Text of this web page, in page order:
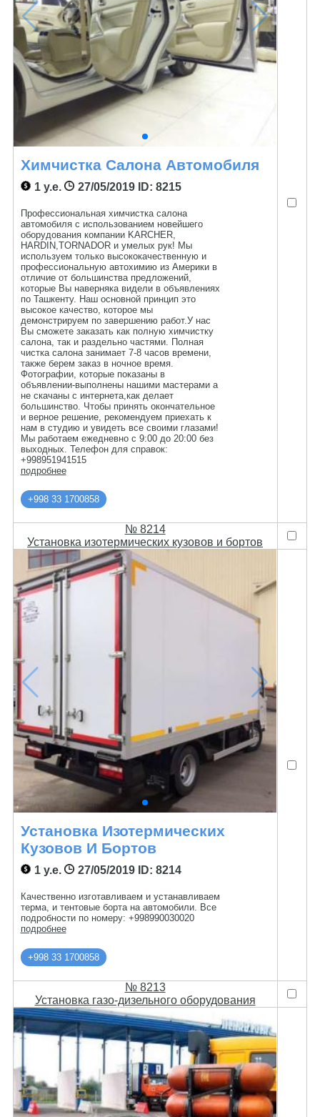
Химчистка Салона Автомобиля
1 у.е. 27/05/2019ID: 8215
Профессиональная химчистка салона
автомобиля с использованием новейшего
оборудования компании KARCHER,
HARDIN,TORNADOR и умелых рук! Мы
используем только высококачественную и
профессиональную автохимию из Америки в
отличие от большинства предложений,
которые Вы наверняка видели в объявлениях
по Ташкенту. Наш основной принцип это
высокое качество, которое мы
демонстрируем по завершению работ.У нас
Вы сможете заказать как полную химчистку
салона, так и раздельно частями. Полная
чистка салона занимает 7-8 часов времени,
также берем заказ в ночное время.
Фотографии, которые показаны в
объявлении-выполнены нашими мастерами а
не скачаны с интернета,как делает
большинство. Чтобы принять окончательное
и верное решение, рекомендуем приехать к
нам в студию и увидеть все своими глазами!
Мы работаем ежедневно с 9:00 до 20:00 без
выходных. Телефон для справок:
+998951941515
подробнее
+998 33 1700858
№ 8214
Установка изотермических кузовов и бортов
Установка Изотермических
Кузовов И Бортов
1 у.е. 27/05/2019ID: 8214
Качественно изготавливаем и устанавливаем
терма, и тентовые борта на автомобили. Все
подробности по номеру: +998990030020
подробнее
+998 33 1700858
№ 8213
Установка газо-дизельного оборудования